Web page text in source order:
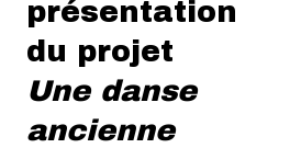
présentation
du projet
Une danse
ancienne